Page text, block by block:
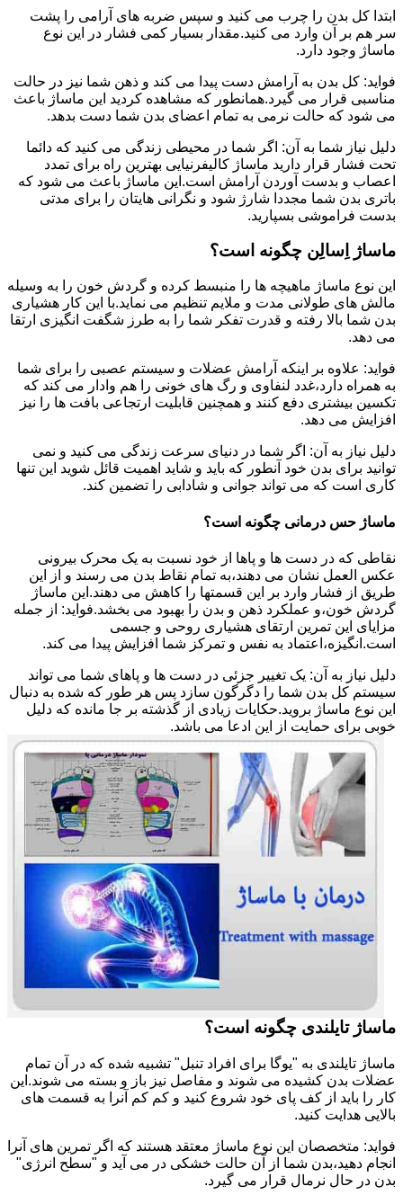
ابتدا کل بدن را چرب می کنید و سپس ضربه های آرامی را پشت
سر هم بر آن وارد می کنید.مقدار بسیار کمی فشار در این نوع
ماساژ وجود دارد.
فواید: کل بدن به آرامش دست پیدا می کند و ذهن شما نیز در حالت
مناسبی قرار می گیرد.همانطور که مشاهده کردید این ماساژ باعث
می شود که حالت نرمی به تمام اعضای بدن شما دست بدهد.
دلیل نیاز شما به آن: اگر شما در محیطی زندگی می کنید که دائما
تحت فشار قرار دارید ماساژ کالیفرنیایی بهترین راه برای تمدد
اعصاب و بدست آوردن آرامش است.این ماساژ باعث می شود که
باتری بدن شما مجددا شارژ شود و نگرانی هایتان را برای مدتی
بدست فراموشی بسپارید.
ماساژ اِسالِن چگونه است؟
این نوع ماساژ ماهیچه ها را منبسط کرده و گردش خون را به وسیله
مالش های طولانی مدت و ملایم تنظیم می نماید.با این کار هشیاری
بدن شما بالا رفته و قدرت تفکر شما را به طرز شگفت انگیزی ارتقا
می دهد.
فواید: علاوه بر اینکه آرامش عضلات و سیستم عصبی را برای شما
به همراه دارد،غدد لنفاوی و رگ های خونی را هم وادار می کند که
تکسین بیشتری دفع کنند و همچنین قابلیت ارتجاعی بافت ها را نیز
افزایش می دهد.
دلیل نیاز به آن: اگر شما در دنیای سرعت زندگی می کنید و نمی
توانید برای بدن خود آنطور که باید و شاید اهمیت قائل شوید این تنها
کاری است که می تواند جوانی و شادابی را تضمین کند.
ماساژ حس درمانی چگونه است؟
نقاطی که در دست ها و پاها از خود نسبت به یک محرک بیرونی
عکس العمل نشان می دهند،به تمام نقاط بدن می رسند و از این
طریق از فشار وارد بر این قسمتها را کاهش می دهند.این ماساژ
گردش خون،و عملکرد ذهن و بدن را بهبود می بخشد.فواید: از جمله
مزایای این تمرین ارتقای هشیاری روحی و جسمی
است.انگیزه،اعتماد به نفس و تمرکز شما افزایش پیدا می کند.
دلیل نیاز به آن: یک تغییر جزئی در دست ها و پاهای شما می تواند
سیستم کل بدن شما را دگرگون سازد پس هر طور که شده به دنبال
این نوع ماساژ بروید.حکایات زیادی از گذشته بر جا مانده که دلیل
خوبی برای حمایت از این ادعا می باشد.
ماساژ تایلندی چگونه است؟
ماساژ تایلندی به "یوگا برای افراد تنبل" تشبیه شده که در آن تمام
عضلات بدن کشیده می شوند و مفاصل نیز باز و بسته می شوند.این
کار را باید از کف پای خود شروع کنید و کم کم آنرا به قسمت های
بالایی هدایت کنید.
فواید: متخصصان این نوع ماساژ معتقد هستند که اگر تمرین های آنرا
انجام دهید،بدن شما از آن حالت خشکی در می آید و "سطح انرژی"
بدن در حال نرمال قرار می گیرد.